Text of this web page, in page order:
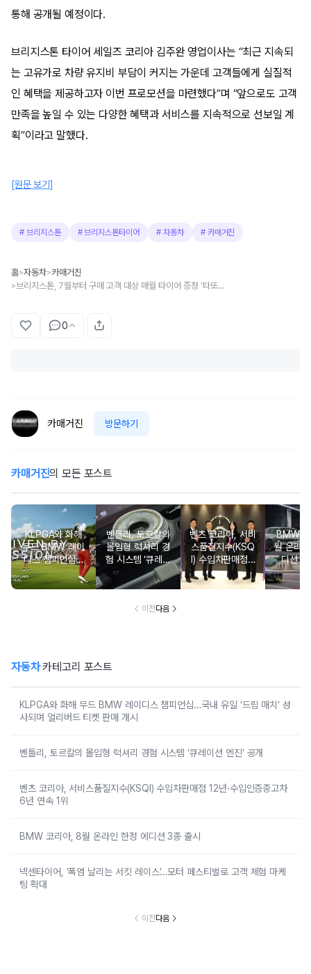
통해 공개될 예정이다.
브리지스톤 타이어 세일즈 코리아 김주완 영업이사는 “최근 지속되
는 고유가로 차량 유지비 부담이 커지는 가운데 고객들에게 실질적
인 혜택을 제공하고자 이번 프로모션을 마련했다”며 “앞으로도 고객
만족을 높일 수 있는 다양한 혜택과 서비스를 지속적으로 선보일 계
획”이라고 말했다.
[원문 보기]
# 브리지스톤 #브리지스톤타이어 # 자동차 # 카매거진
홈>자동차>카매거진
> 브리지스톤, 7월부터 구매 고객 대상 매월 타이어 증정 ‘타또 프로모션’ 실시
0
카매거진 방문하기
카매거진의 모든 포스트
KLPGA와 화해
무드 BMW 레이
디스 챔피언십…
국내 유일 ‘드림
매치’ 성사되며 얼
벤틀리, 토르칼의
몰입형 럭셔리 경
험 시스템 ‘큐레이
션 엔진’ 공개
벤츠 코리아, 서비
스품질지수(KSQ
I) 수입차판매점 1
2년·수입인증중고
차 6년 연속 1위
BMW
월 온라
디션 3
이전다음
자동차카테고리 포스트
KLPGA와 화해 무드 BMW 레이디스 챔피언십…국내 유일 ‘드림 매치’ 성
사되며 얼리버드 티켓 판매 개시
벤틀리, 토르칼의 몰입형 럭셔리 경험 시스템 ‘큐레이션 엔진’ 공개
벤츠 코리아, 서비스품질지수(KSQI) 수입차판매점 12년·수입인증중고차
6년 연속 1위
BMW 코리아, 8월 온라인 한정 에디션 3종 출시
넥센타이어, ‘폭염 날리는 서킷 레이스’…모터 페스티벌로 고객 체험 마케
팅 확대
이전다음